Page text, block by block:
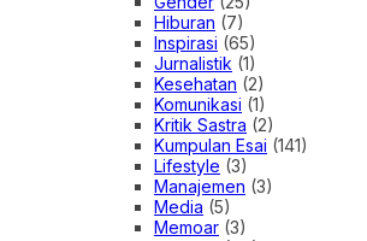
Hiburan (7)
Inspirasi (65)
Jurnalistik (1)
Kesehatan (2)
Komunikasi (1)
Kritik Sastra (2)
Kumpulan Esai (141)
Lifestyle (3)
Manajemen (3)
Media (5)
Memoar (3)